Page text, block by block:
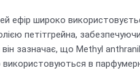
ефір широко
петітгрейна,
зазначає, що Methyl
в